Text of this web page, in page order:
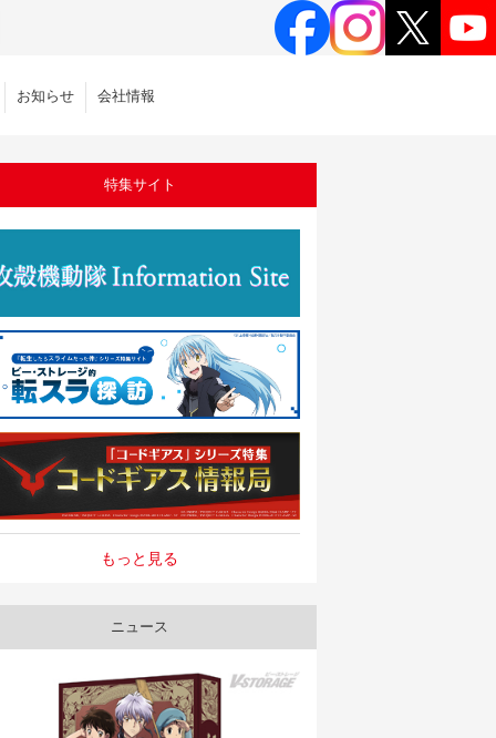
お知らせ 会社情報
特集サイト
もっと見る
ニュース